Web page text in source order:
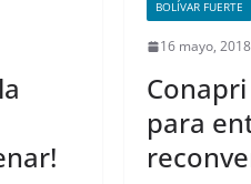
BOLÍVAR FUERTE
16 mayo, 2018
para